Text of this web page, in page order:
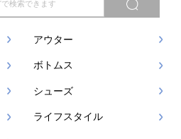
アウター
ボトムス
シューズ
ライフスタイル